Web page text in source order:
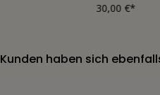
30,00 €*
Kunden haben sich